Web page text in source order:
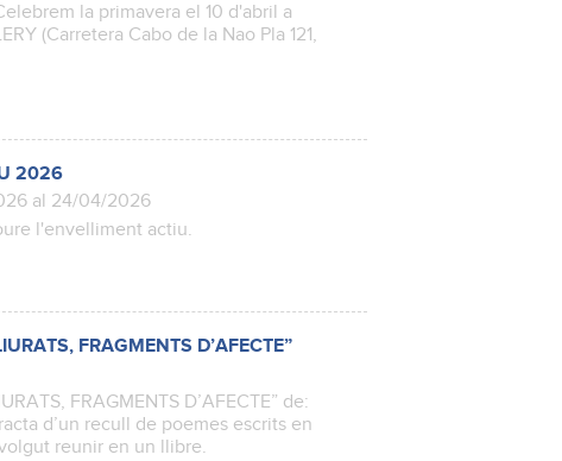
la primavera el 10 d'abril a
(Carretera Cabo de la Nao Pla 121,
2026
al 24/04/2026
l'envelliment actiu.
FRAGMENTS D’AFECTE”
FRAGMENTS D’AFECTE” de:
d’un recull de poemes escrits en
reunir en un llibre.